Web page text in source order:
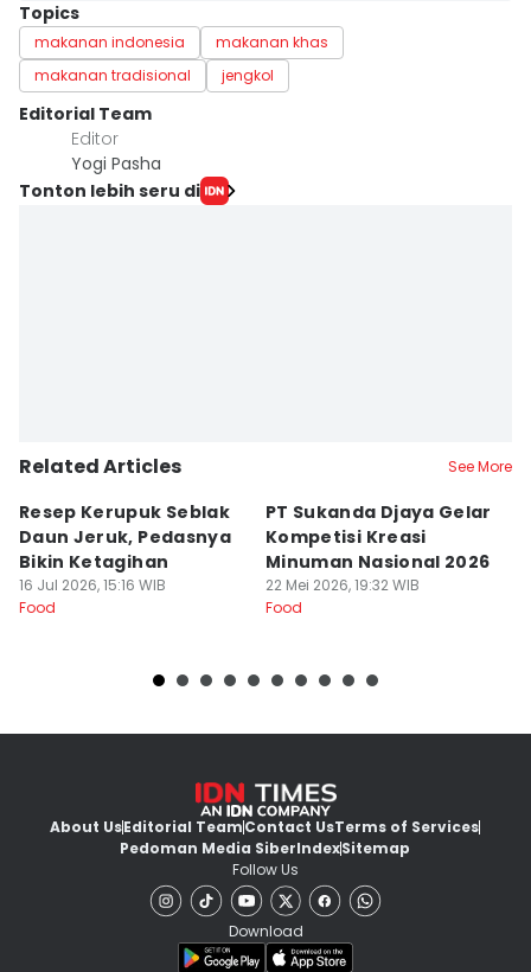
Topics
makanan indonesia
makanan khas
makanan tradisional
jengkol
Editorial Team
Editor
Yogi Pasha
Tonton lebih seru di
Related Articles See More
Resep Kerupuk Seblak
Daun Jeruk, Pedasnya
Bikin Ketagihan
16 Jul 2026, 15:16 WIB
Food
PT Sukanda Djaya Gelar
Kompetisi Kreasi
Minuman Nasional 2026
22 Mei 2026, 19:32 WIB
Food
About UsEditorial TeamContact UsTerms of Services
Pedoman Media SiberIndexSitemap
Follow Us
Download